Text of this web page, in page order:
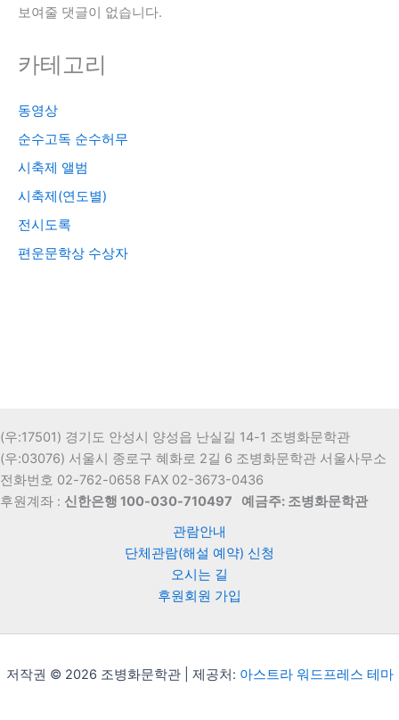
보여줄 댓글이 없습니다.
카테고리
동영상
순수고독 순수허무
시축제 앨범
시축제(연도별)
전시도록
편운문학상 수상자
(우:17501) 경기도 안성시 양성읍 난실길 14-1 조병화문학관
(우:03076) 서울시 종로구 혜화로 2길 6 조병화문학관 서울사무소
전화번호 02-762-0658 FAX 02-3673-0436
후원계좌 : 신한은행 100-030-710497
예금주: 조병화문학관
관람안내
단체관람(해설 예약) 신청
오시는 길
후원회원 가입
저작권 © 2026 조병화문학관 | 제공처: 아스트라 워드프레스 테마